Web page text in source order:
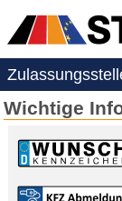
Wichtige